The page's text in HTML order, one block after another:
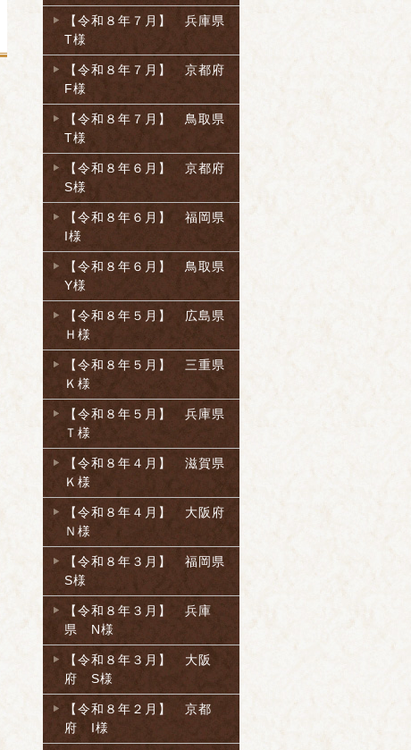
【令和８年７月】 兵庫県
T様
【令和８年７月】 京都府
F様
【令和８年７月】 鳥取県
T様
【令和８年６月】 京都府
S様
【令和８年６月】 福岡県
I様
【令和８年６月】 鳥取県
Y様
【令和８年５月】 広島県
Ｈ様
【令和８年５月】 三重県
Ｋ様
【令和８年５月】 兵庫県
Ｔ様
【令和８年４月】 滋賀県
Ｋ様
【令和８年４月】 大阪府
Ｎ様
【令和８年３月】 福岡県
S様
【令和８年３月】 兵庫
県 N様
【令和８年３月】 大阪
府 S様
【令和８年２月】 京都
府 I様